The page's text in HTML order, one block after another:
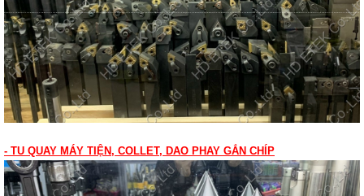
- TU QUAY MÁY TIỆN, COLLET, DAO PHAY GẮN CHÍP